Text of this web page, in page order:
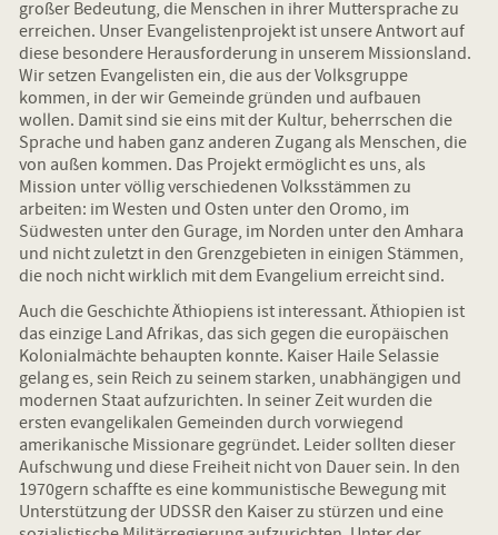
großer Bedeutung, die Menschen in ihrer Muttersprache zu
erreichen. Unser Evangelistenprojekt ist unsere Antwort auf
diese besondere Herausforderung in unserem Missionsland.
Wir setzen Evangelisten ein, die aus der Volksgruppe
kommen, in der wir Gemeinde gründen und aufbauen
wollen. Damit sind sie eins mit der Kultur, beherrschen die
Sprache und haben ganz anderen Zugang als Menschen, die
von außen kommen. Das Projekt ermöglicht es uns, als
Mission unter völlig verschiedenen Volksstämmen zu
arbeiten: im Westen und Osten unter den Oromo, im
Südwesten unter den Gurage, im Norden unter den Amhara
und nicht zuletzt in den Grenzgebieten in einigen Stämmen,
die noch nicht wirklich mit dem Evangelium erreicht sind.
Auch die Geschichte Äthiopiens ist interessant. Äthiopien ist
das einzige Land Afrikas, das sich gegen die europäischen
Kolonialmächte behaupten konnte. Kaiser Haile Selassie
gelang es, sein Reich zu seinem starken, unabhängigen und
modernen Staat aufzurichten. In seiner Zeit wurden die
ersten evangelikalen Gemeinden durch vorwiegend
amerikanische Missionare gegründet. Leider sollten dieser
Aufschwung und diese Freiheit nicht von Dauer sein. In den
1970gern schaffte es eine kommunistische Bewegung mit
Unterstützung der UDSSR den Kaiser zu stürzen und eine